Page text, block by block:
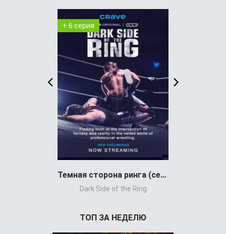
+ 6 серия
Темная сторона ринга (сериал 2019)
Dark Side of the Ring
ТОП ЗА НЕДЕЛЮ